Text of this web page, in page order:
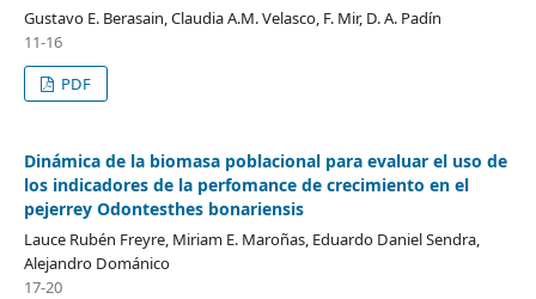
Gustavo E. Berasain, Claudia A.M. Velasco, F. Mir, D. A. Padín
11-16
PDF
Dinámica de la biomasa poblacional para evaluar el uso de
los indicadores de la perfomance de crecimiento en el
pejerrey Odontesthes bonariensis
Lauce Rubén Freyre, Miriam E. Maroñas, Eduardo Daniel Sendra,
Alejandro Dománico
17-20